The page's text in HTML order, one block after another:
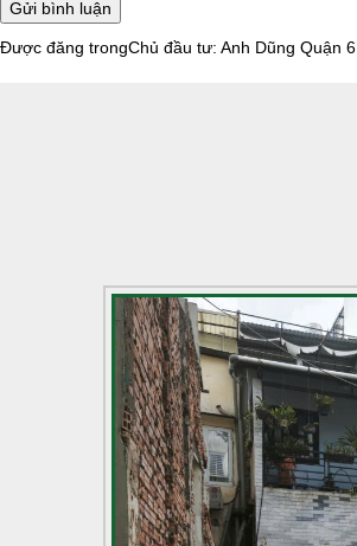
Điều
Được đăng trongChủ đầu tư: Anh Dũng Quận 6